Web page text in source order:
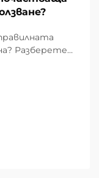
Разберете